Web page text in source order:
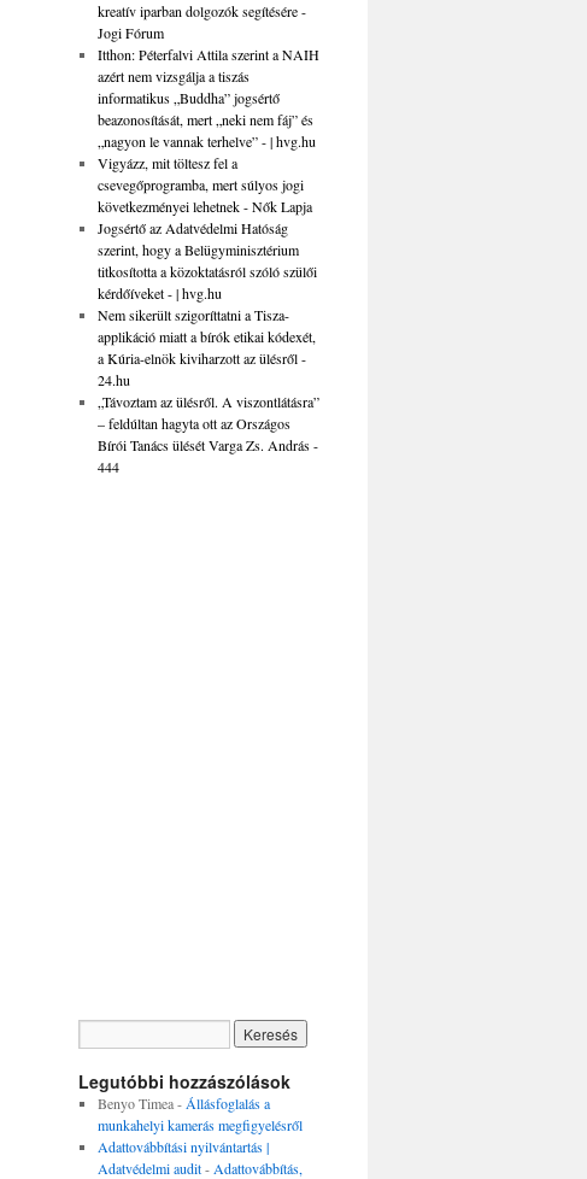
kreatív iparban dolgozók segítésére -
Jogi Fórum
Itthon: Péterfalvi Attila szerint a NAIH
azért nem vizsgálja a tiszás
informatikus „Buddha” jogsértő
beazonosítását, mert „neki nem fáj” és
„nagyon le vannak terhelve” - | hvg.hu
Vigyázz, mit töltesz fel a
csevegőprogramba, mert súlyos jogi
következményei lehetnek - Nők Lapja
Jogsértő az Adatvédelmi Hatóság
szerint, hogy a Belügyminisztérium
titkosította a közoktatásról szóló szülői
kérdőíveket - | hvg.hu
Nem sikerült szigoríttatni a Tisza-
applikáció miatt a bírók etikai kódexét,
a Kúria-elnök kiviharzott az ülésről -
24.hu
„Távoztam az ülésről. A viszontlátásra”
– feldúltan hagyta ott az Országos
Bírói Tanács ülését Varga Zs. András -
444
Legutóbbi hozzászólások
Benyo Timea- Állásfoglalás a
munkahelyi kamerás megfigyelésről
Adattovábbítási nyilvántartás |
Adatvédelmi audit- Adattovábbítás,